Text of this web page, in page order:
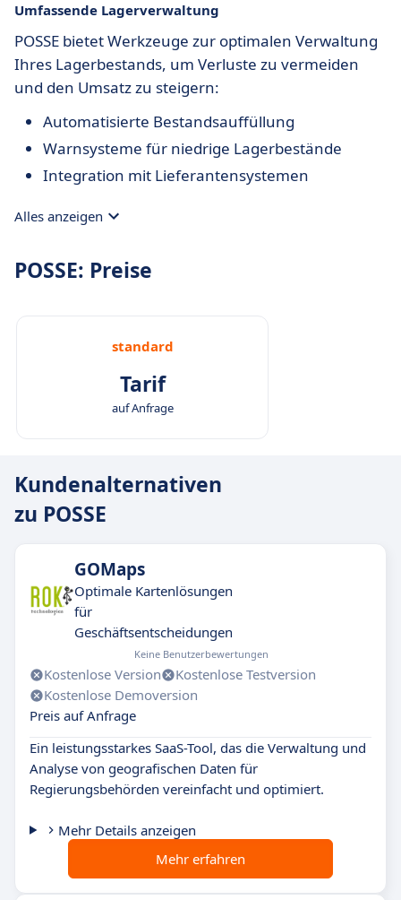
Umfassende Lagerverwaltung
POSSE bietet Werkzeuge zur optimalen Verwaltung
Ihres Lagerbestands, um Verluste zu vermeiden
und den Umsatz zu steigern:
Automatisierte Bestandsauffüllung
Warnsysteme für niedrige Lagerbestände
Integration mit Lieferantensystemen
Alles anzeigen
POSSE: Preise
standard
Tarif
auf Anfrage
Kundenalternativen
zu POSSE
GOMaps
Optimale Kartenlösungen
für
Geschäftsentscheidungen
Keine Benutzerbewertungen
Kostenlose Version
Kostenlose Testversion
Kostenlose Demoversion
Preis auf Anfrage
Ein leistungsstarkes SaaS-Tool, das die Verwaltung und
Analyse von geografischen Daten für
Regierungsbehörden vereinfacht und optimiert.
Mehr Details anzeigen
Mehr erfahren